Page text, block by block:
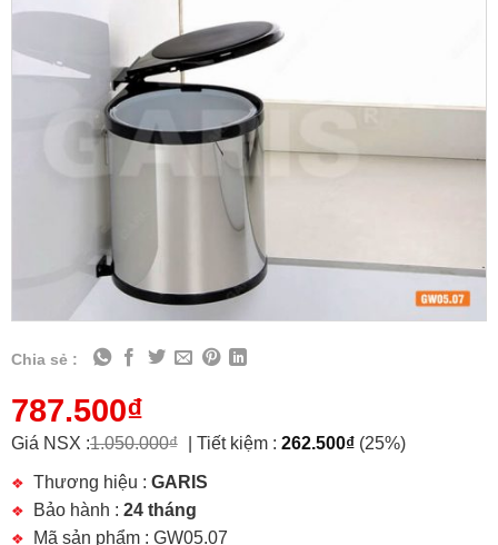
Chia sẻ :
787.500₫
Giá NSX :1.050.000₫ Tiết kiệm : 262.500₫(25%)
Thương hiệu : GARIS
Bảo hành : 24 tháng
Mã sản phẩm : GW05.07